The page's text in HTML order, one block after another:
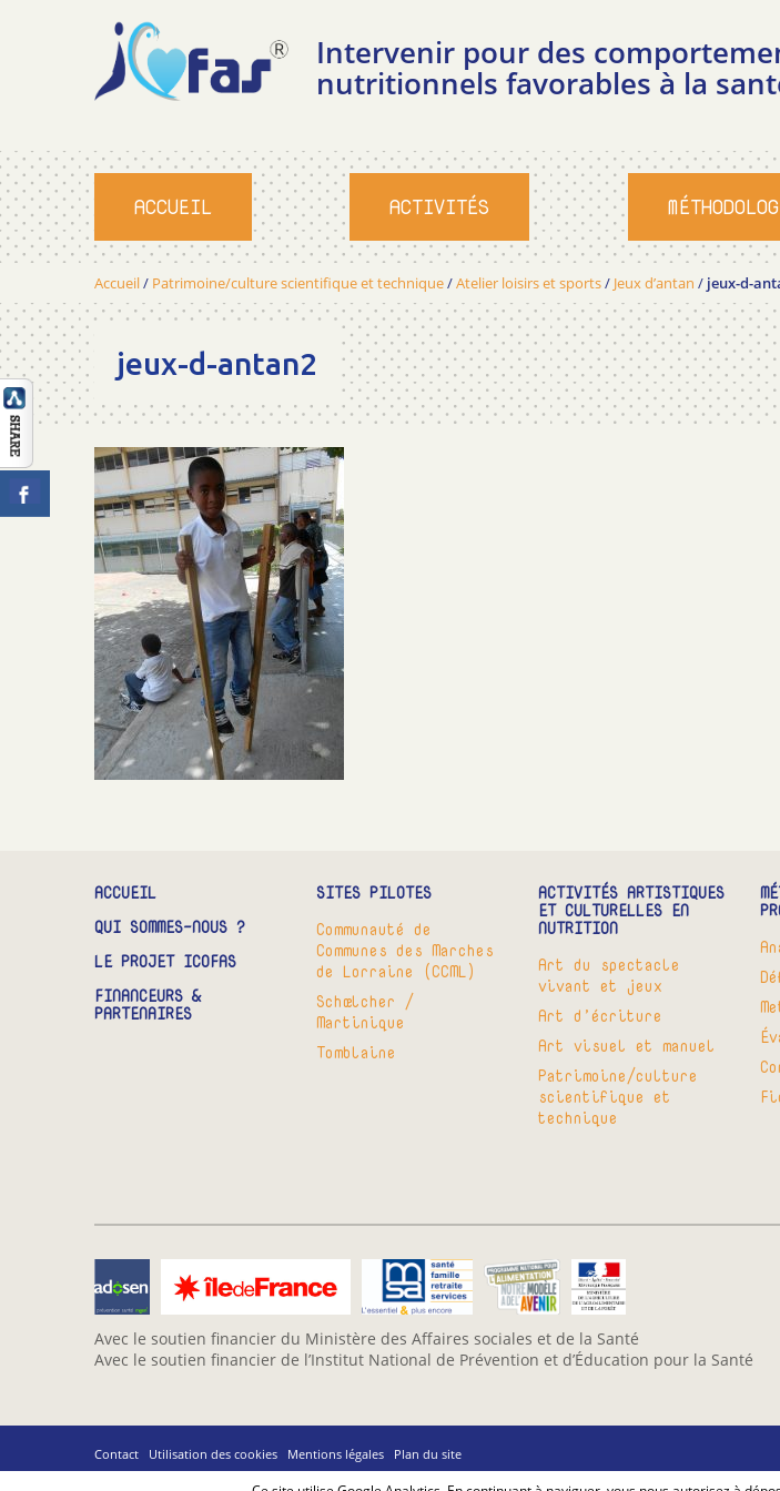
Intervenir pour des
nutritionnels favorables à la
ACCUEIL ACTIVITÉS
Accueil/ Patrimoine/culture scientifique et technique/Atelier loisirs et sports/ Jeux d’antan / jeux-d-
jeux-d-antan2
ACCUEIL
QUI SOMMES-NOUS ?
LE PROJET ICOFAS
FINANCEURS &
PARTENAIRES
SITES PILOTES
Communauté de
Communes des Marches
de Lorraine (CCML)
Schœlcher /
Martinique
Tomblaine
ACTIVITÉS ARTISTIQUES
ET CULTURELLES EN
NUTRITION
Art du spectacle
vivant et jeux
Art d’écriture
Art visuel et manuel
Patrimoine/culture
scientifique et
technique
Avec le soutien financier du Ministère des Affaires sociales et de la Santé
Avec le soutien financier de l’Institut National de Prévention et d’Éducation pour la Santé
Contact Utilisation des cookies Mentions légales Plan du site